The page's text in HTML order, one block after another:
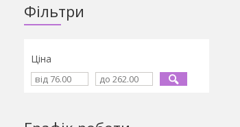
Фільтри
Ціна